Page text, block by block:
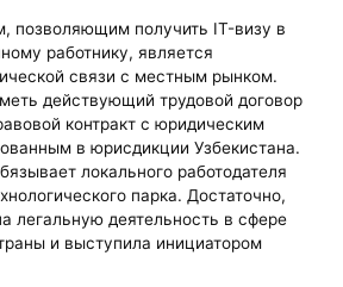
позволяющим получить IT-визу в
работнику, является
связи с местным рынком.
действующий трудовой договор
контракт с юридическим
в юрисдикции Узбекистана.
локального работодателя
парка. Достаточно,
легальную деятельность в сфере
и выступила инициатором